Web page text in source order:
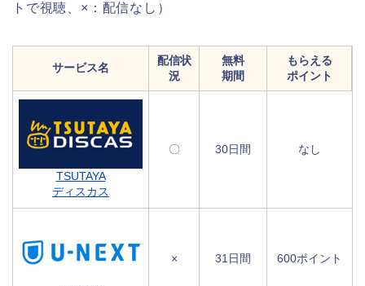
トで視聴、×：配信なし）
サービス名
配信状
況
無料
期間
もらえる
ポイント
TSUTAYA
ディスカス
〇 30日間 なし
× 31日間 600ポイント